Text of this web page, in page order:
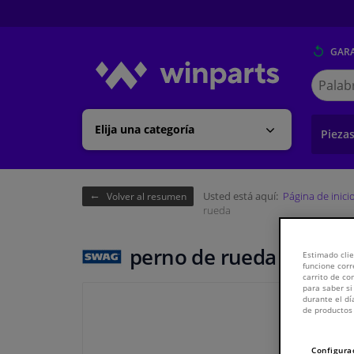
Elija una categoría
Buscar
en
Volver al resumen Usted está aquí: Página de inicio
rueda
perno de rueda
Estimado
funcione
carrito de
para saber
durante el
de